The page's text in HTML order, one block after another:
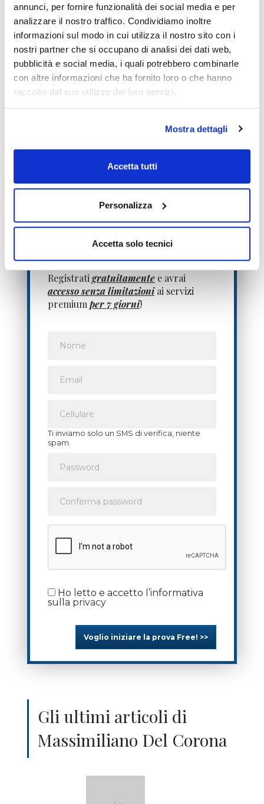
annunci, per fornire funzionalità dei social media e per
analizzare il nostro traffico. Condividiamo inoltre
informazioni sul modo in cui utilizza il nostro sito con i
nostri partner che si occupano di analisi dei dati web,
pubblicità e social media, i quali potrebbero combinarle
con altre informazioni che ha fornito loro o che hanno
raccolto dal suo utilizzo dei loro servizi.
Mostra dettagli
Accetta tutti
Personalizza
Accetta solo tecnici
sulla base della volatilità, cioè dei punti min-
Max di ogni barra successiva.
Questo viene chiamato "respiro del
mercato" , il Direttore stesso ne ha parlato
diffusamente.
Massimiliano Del Corona
Non accontentarti solo degli
Registrati gratuitamente e avrai
accesso senza limitazioniai servizi
premium per 7 giorni!
Ti inviamo solo un SMS di verifica, niente
spam.
Ho letto e accetto l’informativa
sulla privacy
Voglio iniziare la prova Free! >>
Gli ultimi articoli di
Massimiliano Del Corona